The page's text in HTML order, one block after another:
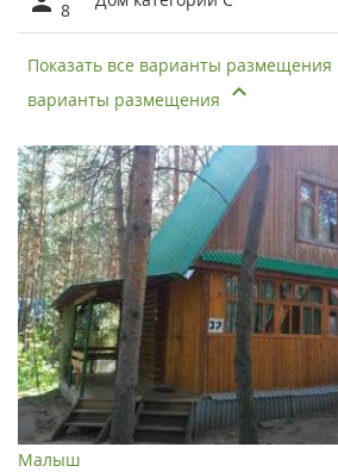
8
Показать все варианты размещения
варианты размещения
Малыш